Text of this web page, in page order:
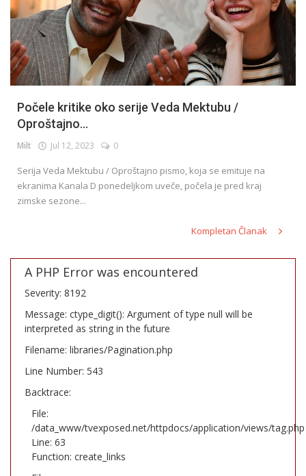
Počele kritike oko serije Veda Mektubu /
Oproštajno...
Milt Jul 12, 2023 0
Serija Veda Mektubu / Oproštajno pismo, koja se emituje na
ekranima Kanala D ponedeljkom uveče, počela je pred kraj
zimske sezone...
Kompletan Članak
A PHP Error was encountered
Severity: 8192
Message: ctype_digit(): Argument of type null will be
interpreted as string in the future
Filename: libraries/Pagination.php
Line Number: 543
Backtrace:
File:
/data_www/tvexposed.net/httpdocs/application/views/tag.php
Line: 63
Function: create_links